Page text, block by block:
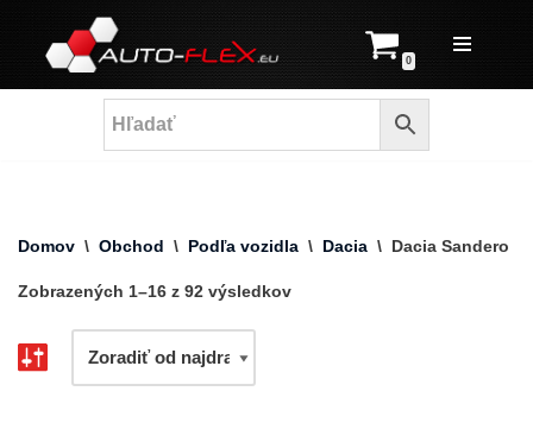
Prejsť
na
0
Domov \ Obchod \ Podľa vozidla \ Dacia \ Dacia Sandero
Zobrazených 1–16 z 92 výsledkov